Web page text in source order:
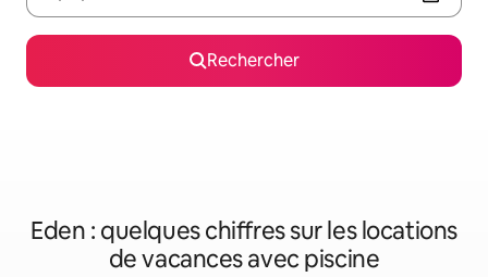
Rechercher
Eden : quelques chiffres sur les locations
de vacances avec piscine